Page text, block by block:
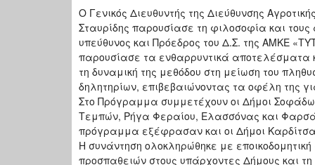
Ο Γενικός Διευθυντής της Διεύθυνσης
Σταυρίδης παρουσίασε τη φιλοσοφία και
υπεύθυνος και Πρόεδρος του Δ.Σ. της ΑΜΚΕ
παρουσίασε τα ενθαρρυντικά αποτελέσματα
τη δυναμική της μεθόδου στη μείωση του
δηλητηρίων, επιβεβαιώνοντας τα οφέλη της
Στο Πρόγραμμα συμμετέχουν οι Δήμοι
Τεμπών, Ρήγα Φεραίου, Ελασσόνας και
πρόγραμμα εξέφρασαν και οι Δήμοι
Η συνάντηση ολοκληρώθηκε με εποικοδομητική
προσπαθειών στους υπάρχοντες Δήμους και